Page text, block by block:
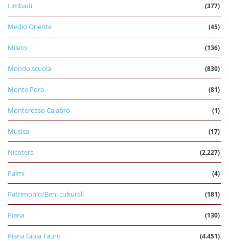
Limbadi (377)
Medio Oriente (45)
Mileto (136)
Mondo scuola (830)
Monte Poro (81)
Monterosso Calabro (1)
Musica (17)
Nicotera (2.227)
Palmi (4)
Patrimonio/Beni culturali (181)
Piana (130)
Piana Gioia Tauro (4.451)